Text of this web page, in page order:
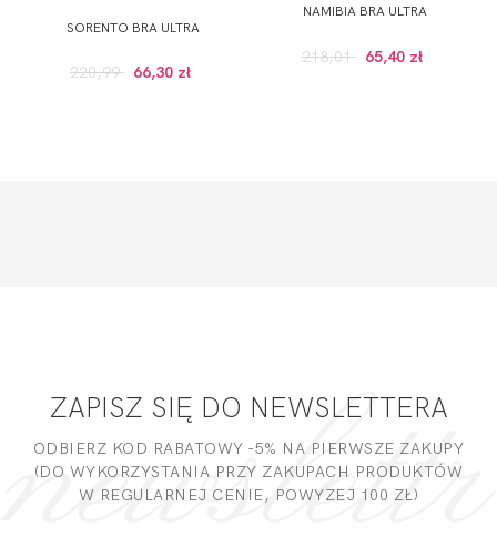
SORENTO BRA ULTRA
220,99 66,30 zł
NAMIBIA BRA ULTRA
218,01 65,40 zł
ZAPISZ SIĘ DO NEWSLETTERA
ODBIERZ KOD RABATOWY -5% NA PIERWSZE ZAKUPY
(DO WYKORZYSTANIA PRZY ZAKUPACH PRODUKTÓW
W REGULARNEJ CENIE, POWYZEJ 100 ZŁ)